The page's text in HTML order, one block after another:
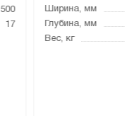
500
17
Ширина, мм
Глубина, мм
Вес, кг